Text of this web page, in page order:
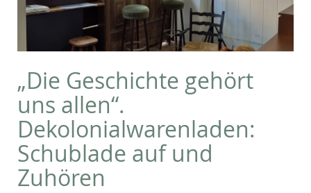
„Die Geschichte gehört
uns allen“.
Dekolonialwarenladen:
Schublade auf und
Zuhören